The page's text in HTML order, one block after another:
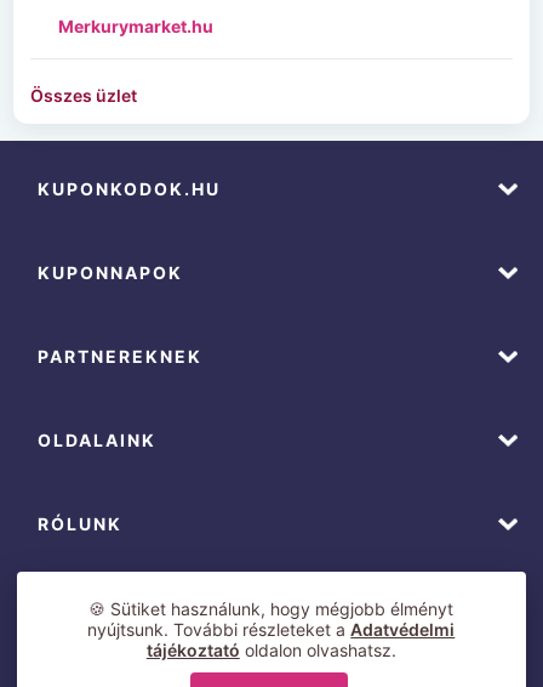
Merkurymarket.hu
Összes üzlet
KUPONKODOK.HU
KUPONNAPOK
PARTNEREKNEK
OLDALAINK
RÓLUNK
🍪 Sütiket használunk, hogy mégjobb élményt
nyújtsunk. További részleteket aAdatvédelmi
tájékoztató oldalon olvashatsz.